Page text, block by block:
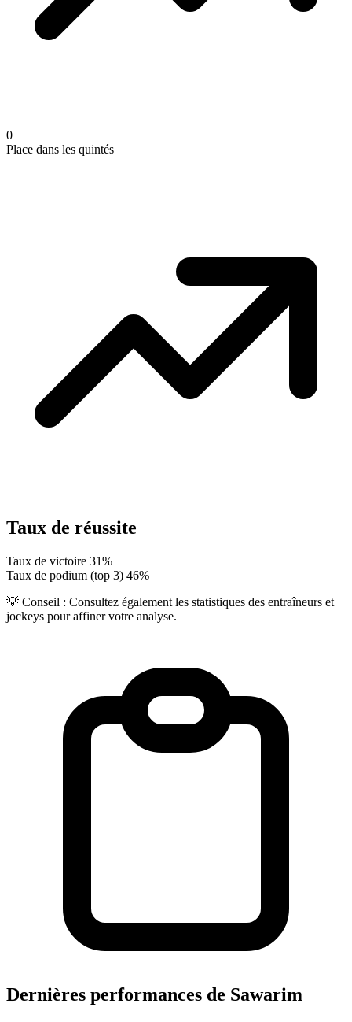
0
Place dans les quintés
Taux de réussite
Taux de victoire 31%
Taux de podium (top 3) 46%
💡 Conseil : Consultez également les statistiques des entraîneurs et
jockeys pour affiner votre analyse.
Dernières performances de Sawarim